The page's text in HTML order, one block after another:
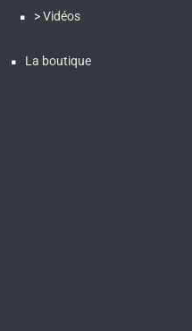
> Vidéos
La boutique